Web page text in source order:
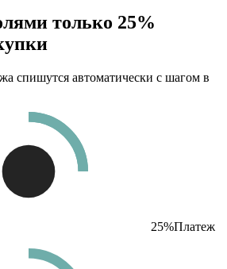
только 25%
спишутся автоматически с шагом в
25%Платеж